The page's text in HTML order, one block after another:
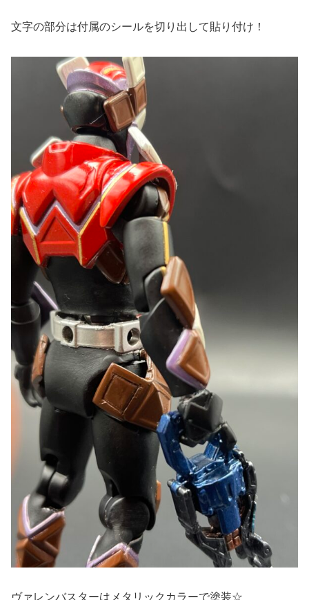
文字の部分は付属のシールを切り出して貼り付け！
ヴァレンバスターはメタリックカラーで塗装☆